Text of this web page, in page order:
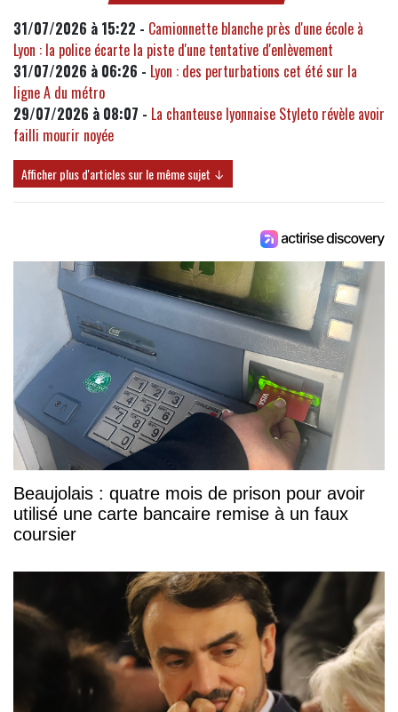
31/07/2026 à 15:22 - Camionnette blanche près d'une école à
Lyon : la police écarte la piste d'une tentative d'enlèvement
31/07/2026 à 06:26 - Lyon : des perturbations cet été sur la
ligne A du métro
29/07/2026 à 08:07 - La chanteuse lyonnaise Styleto révèle avoir
failli mourir noyée
Afficher plus d'articles sur le même sujet ↓
Beaujolais : quatre mois de prison pour avoir
utilisé une carte bancaire remise à un faux
coursier